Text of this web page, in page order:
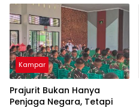
Kampar
Prajurit Bukan Hanya
Penjaga Negara, Tetapi